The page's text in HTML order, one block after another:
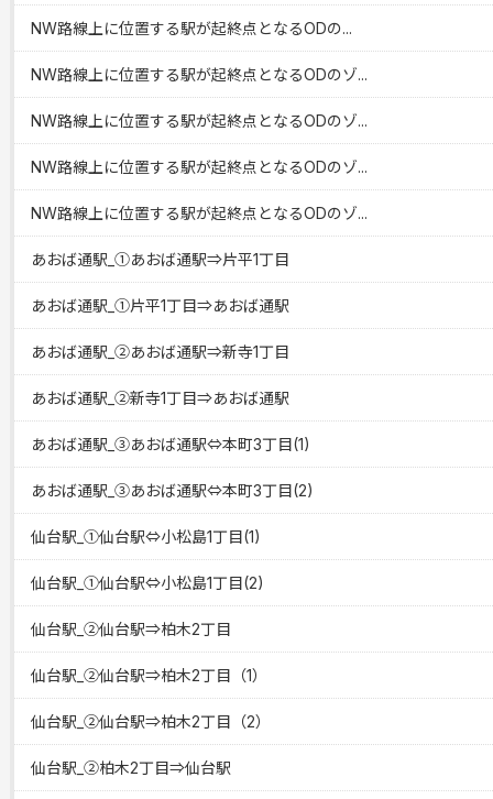
NW路線上に位置する駅が起終点となるODの...
NW路線上に位置する駅が起終点となるODのゾ...
NW路線上に位置する駅が起終点となるODのゾ...
NW路線上に位置する駅が起終点となるODのゾ...
NW路線上に位置する駅が起終点となるODのゾ...
あおば通駅_①あおば通駅⇒片平1丁目
あおば通駅_①片平1丁目⇒あおば通駅
あおば通駅_②あおば通駅⇒新寺1丁目
あおば通駅_②新寺1丁目⇒あおば通駅
あおば通駅_③あおば通駅⇔本町3丁目(1)
あおば通駅_③あおば通駅⇔本町3丁目(2)
仙台駅_①仙台駅⇔小松島1丁目(1)
仙台駅_①仙台駅⇔小松島1丁目(2)
仙台駅_②仙台駅⇒柏木2丁目
仙台駅_②仙台駅⇒柏木2丁目（1）
仙台駅_②仙台駅⇒柏木2丁目（2）
仙台駅_②柏木2丁目⇒仙台駅